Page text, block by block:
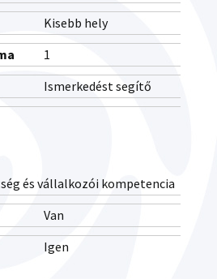
Kisebb hely
1
Ismerkedést segítő
és vállalkozói kompetencia
Van
Igen